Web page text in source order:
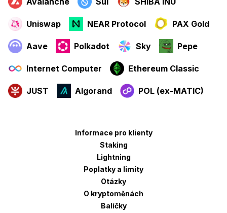
Uniswap NEAR Protocol PAX Gold
Aave Polkadot Sky Pepe
Internet Computer Ethereum Classic
JUST Algorand POL (ex-MATIC)
Informace pro klienty
Staking
Lightning
Poplatky a limity
Otázky
O kryptoměnách
Balíčky